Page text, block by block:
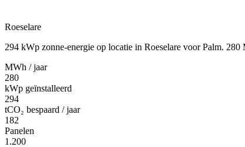
Roeselare
294 kWp zonne-energie op locatie in Roeselare voor Palm. 280
MWh / jaar
280
kWp geïnstalleerd
294
tCO₂ bespaard / jaar
182
Panelen
1.200